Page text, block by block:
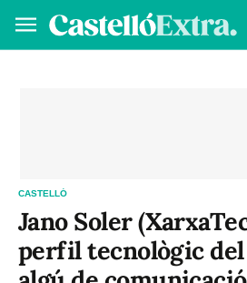
CASTELLÓ
Jano Soler
perfil tecnològic